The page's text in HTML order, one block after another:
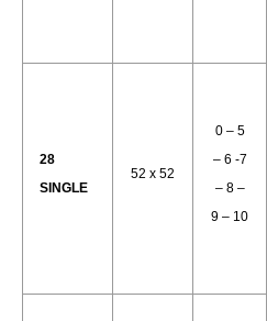
28
SINGLE
52 x 52
0 – 5
– 6 -7
– 8 –
9 – 10